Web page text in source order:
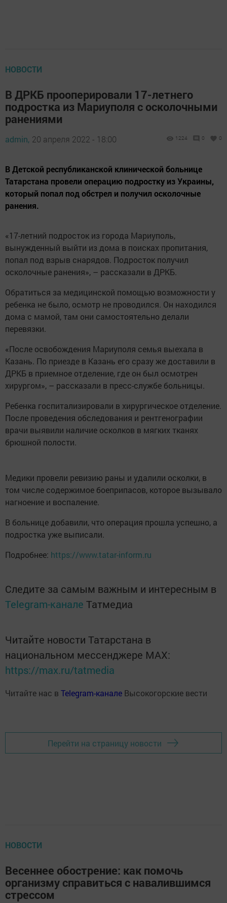
НОВОСТИ
В ДРКБ прооперировали 17-летнего
подростка из Мариуполя с осколочными
ранениями
admin, 20 апреля 2022 - 18:00 1224 0 0
В Детской республиканской клинической больнице
Татарстана провели операцию подростку из Украины,
который попал под обстрел и получил осколочные
ранения.
«17-летний подросток из города Мариуполь,
вынужденный выйти из дома в поисках пропитания,
попал под взрыв снарядов. Подросток получил
осколочные ранения», – рассказали в ДРКБ.
Обратиться за медицинской помощью возможности у
ребенка не было, осмотр не проводился. Он находился
дома с мамой, там они самостоятельно делали
перевязки.
«После освобождения Мариуполя семья выехала в
Казань. По приезде в Казань его сразу же доставили в
ДРКБ в приемное отделение, где он был осмотрен
хирургом», – рассказали в пресс-службе больницы.
Ребенка госпитализировали в хирургическое отделение.
После проведения обследования и рентгенографии
врачи выявили наличие осколков в мягких тканях
брюшной полости.
Медики провели ревизию раны и удалили осколки, в
том числе содержимое боеприпасов, которое вызывало
нагноение и воспаление.
В больнице добавили, что операция прошла успешно, а
подростка уже выписали.
Подробнее: https://www.tatar-inform.ru
Следите за самым важным и интересным в
Telegram-канале Татмедиа
Читайте новости Татарстана в
национальном мессенджере MАХ:
https://max.ru/tatmedia
Читайте нас в Telegram-канале Высокогорские вести
Перейти на страницу новости
НОВОСТИ
Весеннее обострение: как помочь
организму справиться с навалившимся
стрессом